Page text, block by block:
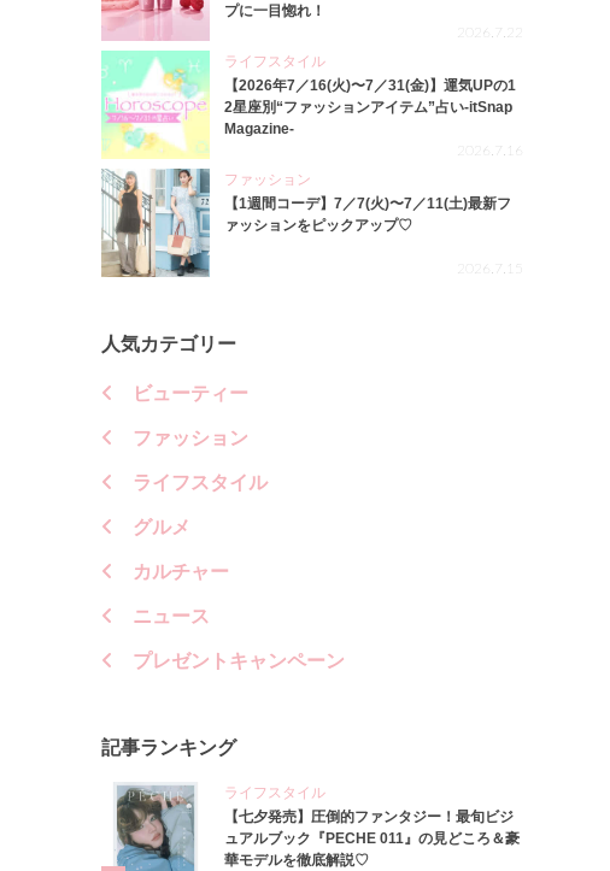
プに一目惚れ！
2026.7.22
ライフスタイル
【2026年7／16(火)〜7／31(金)】運気UPの1
2星座別“ファッションアイテム”占い-itSnap
Magazine-
2026.7.16
ファッション
【1週間コーデ】7／7(火)〜7／11(土)最新フ
ァッションをピックアップ♡
2026.7.15
人気カテゴリー
ビューティー
ファッション
ライフスタイル
グルメ
カルチャー
ニュース
プレゼントキャンペーン
記事ランキング
ライフスタイル
【七夕発売】圧倒的ファンタジー！最旬ビジ
ュアルブック『PECHE 011』の見どころ＆豪
華モデルを徹底解説♡